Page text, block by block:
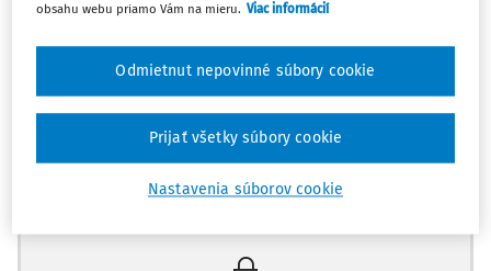
v poriadku, alebo tomu niečo bráni?
Pri posudzovaní uvedenej problematiky je potrebné dať do
pozornosti ustanovenia
Máte predplatné?
obsahu webu priamo Vám na mieru. Viac informácií
Nastavenia súborov cookie
Odmietnut nepovinné súbory cookie
Prijať všetky súbory cookie